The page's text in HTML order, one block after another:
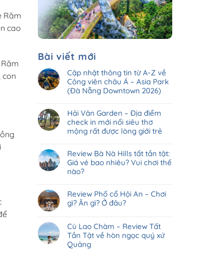
Răm
cao
con
Bài viết mới
Cập nhật thông tin từ A-Z về
Công viên châu Á – Asia Park
(Đà Nẵng Downtown 2026)
Hải Vân Garden – Địa điểm
check in mới nổi siêu thơ
mộng rất được lòng giới trẻ
Review Bà Nà Hills tất tần tật:
Giá vé bao nhiêu? Vui chơi thế
nào?
Review Phố cổ Hội An – Chơi
gì? Ăn gì? Ở đâu?
Cù Lao Chàm – Review Tất
Tần Tật về hòn ngọc quý xứ
Quảng